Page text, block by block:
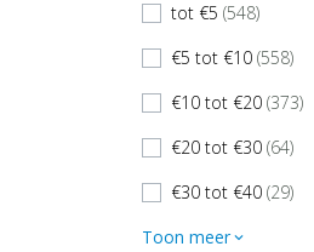
tot €5 (548)
€5 tot €10 (558)
€10 tot €20 (373)
€20 tot €30 (64)
€30 tot €40 (29)
Toon meerexpand_more